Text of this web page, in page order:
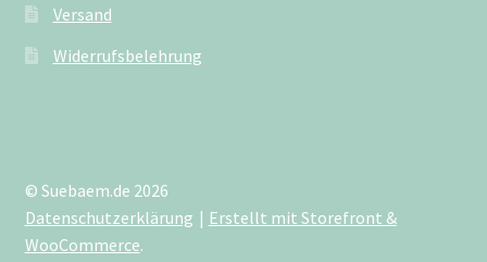
Versand
Widerrufsbelehrung
© Suebaem.de 2026
Datenschutzerklärung
Erstellt mit Storefront &
WooCommerce.